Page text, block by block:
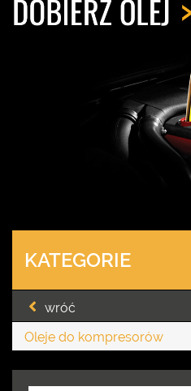
KATEGORIE
wróć
Oleje do kompresorów